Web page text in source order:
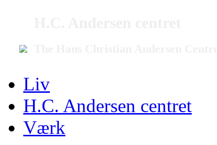
Liv
H.C. Andersen centret
Værk